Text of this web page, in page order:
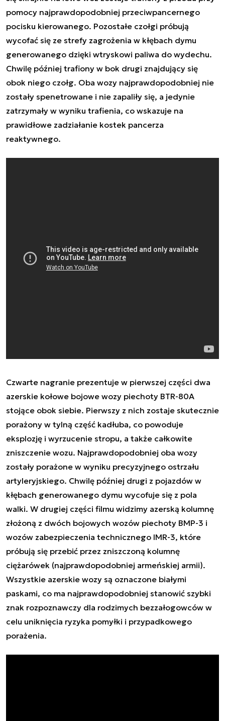
pomocy najprawdopodobniej przeciwpancernego
pocisku kierowanego. Pozostałe czołgi próbują
wycofać się ze strefy zagrożenia w kłębach dymu
generowanego dzięki wtryskowi paliwa do wydechu.
Chwilę później trafiony w bok drugi znajdujący się
obok niego czołg. Oba wozy najprawdopodobniej nie
zostały spenetrowane i nie zapaliły się, a jedynie
zatrzymały w wyniku trafienia, co wskazuje na
prawidłowe zadziałanie kostek pancerza
reaktywnego.
Czwarte nagranie prezentuje w pierwszej części dwa
azerskie kołowe bojowe wozy piechoty BTR-80A
stojące obok siebie. Pierwszy z nich zostaje skutecznie
porażony w tylną część kadłuba, co powoduje
eksplozję i wyrzucenie stropu, a także całkowite
zniszczenie wozu. Najprawdopodobniej oba wozy
zostały porażone w wyniku precyzyjnego ostrzału
artyleryjskiego. Chwilę później drugi z pojazdów w
kłębach generowanego dymu wycofuje się z pola
walki. W drugiej części filmu widzimy azerską kolumnę
złożoną z dwóch bojowych wozów piechoty BMP-3 i
wozów zabezpieczenia technicznego IMR-3, które
próbują się przebić przez zniszczoną kolumnę
ciężarówek (najprawdopodobniej armeńskiej armii).
Wszystkie azerskie wozy są oznaczone białymi
paskami, co ma najprawdopodobniej stanowić szybki
znak rozpoznawczy dla rodzimych bezzałogowców w
celu uniknięcia ryzyka pomyłki i przypadkowego
porażenia.